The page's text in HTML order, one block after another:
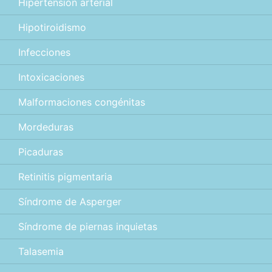
Hipertensión arterial
Hipotiroidismo
Infecciones
Intoxicaciones
Malformaciones congénitas
Mordeduras
Picaduras
Retinitis pigmentaria
Síndrome de Asperger
Síndrome de piernas inquietas
Talasemia